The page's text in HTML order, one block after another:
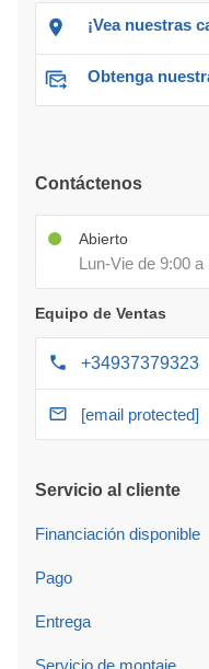
¡Vea nuestras
Obtenga
Contáctenos
Abierto
Lun-Vie de 9:00 a
Equipo de Ventas
+34937379323
[email protected]
Servicio al cliente
Financiación disponible
Pago
Entrega